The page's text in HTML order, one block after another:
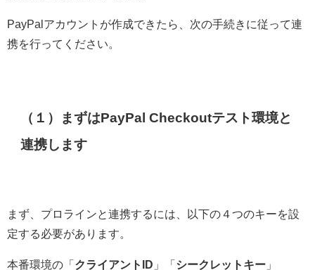
PayPalアカウントが作成できたら、次の手続きに従って連
携を行ってください。
（１）まずはPayPal Checkoutテスト環境と
連携します
まず、プロラインと連携するには、以下の４つのキーを設
定する必要があります。
本番環境の「 クライアントID 」「 シークレットキー 」